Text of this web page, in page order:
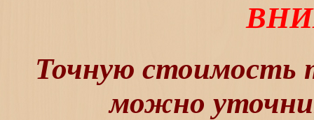
Точную стоимость
можно